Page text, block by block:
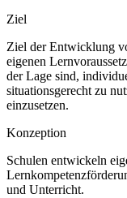
Ziel
Ziel der Entwicklung
eigenen
der Lage sind,
situationsgerecht zu
einzusetzen.
Konzeption
Schulen entwickeln
und Unterricht.